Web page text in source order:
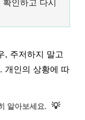
인하고 다시
, 주저하지 말고
개인의 상황에 따
알아보세요. 💡